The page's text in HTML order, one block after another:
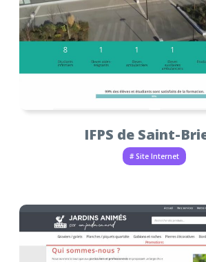
IFPS de Saint-
# Site Internet